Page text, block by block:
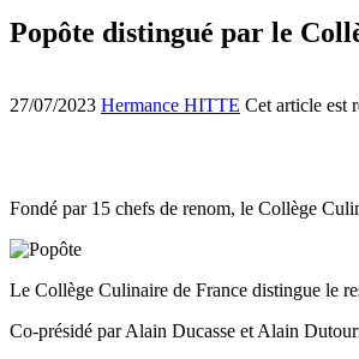
Popôte distingué par le
27/07/2023 Hermance HITTE Cet article est
Fondé par 15 chefs de renom, le Collège
Le Collège Culinaire de France distingue le
Co-présidé par Alain Ducasse et Alain